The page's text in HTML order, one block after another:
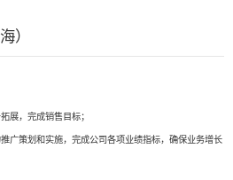
）
展，完成销售目标；
广策划和实施，完成公司各项业绩指标，确保业务增长